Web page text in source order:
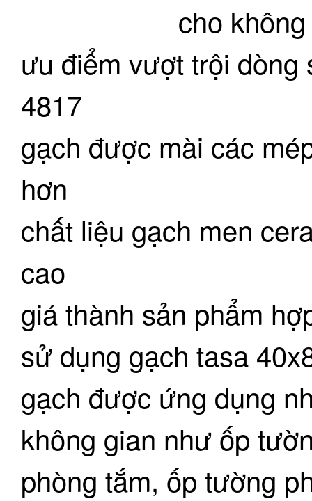
cho
ưu điểm vượt trội
4817
gạch được mài các
hơn
chất liệu gạch men
cao
giá thành sản phẩm
sử dụng gạch tasa
gạch được ứng dụng
không gian như ốp
phòng tắm, ốp tường